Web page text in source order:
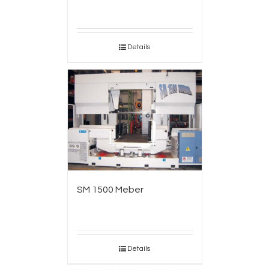
Details
SM 1500 Meber
Details